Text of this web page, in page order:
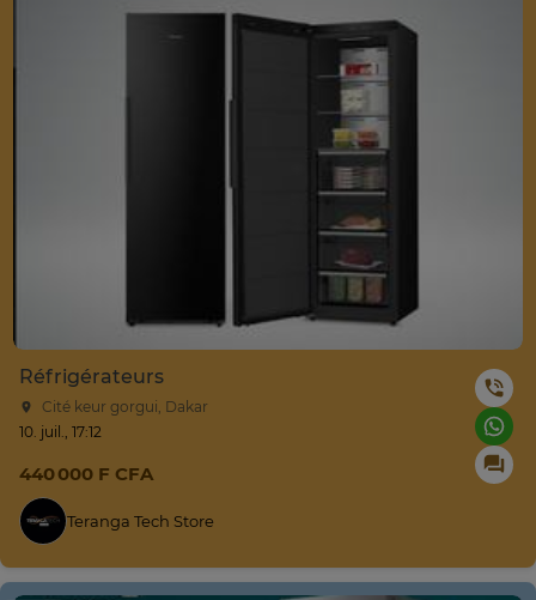
Réfrigérateurs
Cité keur gorgui, Dakar
10. juil., 17:12
440 000 F CFA
Teranga Tech Store